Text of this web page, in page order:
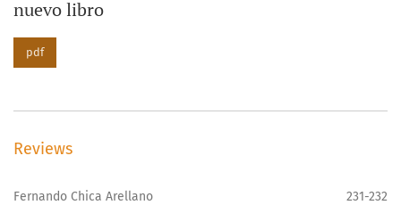
nuevo libro
pdf
Reviews
Fernando Chica Arellano 231-232